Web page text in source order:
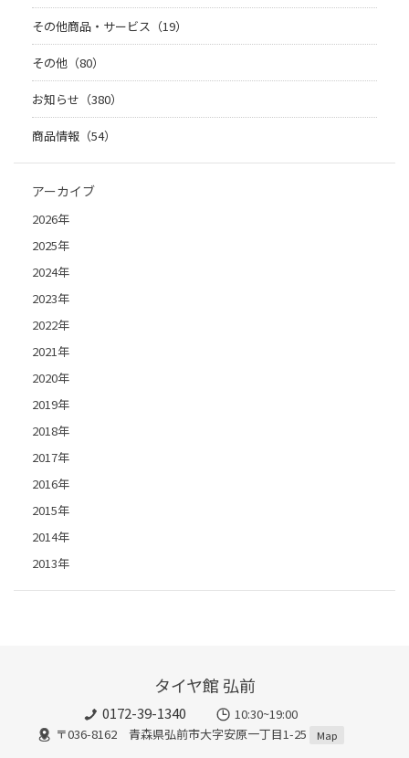
その他商品・サービス（19）
その他（80）
お知らせ（380）
商品情報（54）
アーカイブ
2026年
2025年
2024年
2023年
2022年
2021年
2020年
2019年
2018年
2017年
2016年
2015年
2014年
2013年
タイヤ館 弘前
0172-39-1340
10:30~19:00
〒036-8162 青森県弘前市大字安原一丁目1-25
Map